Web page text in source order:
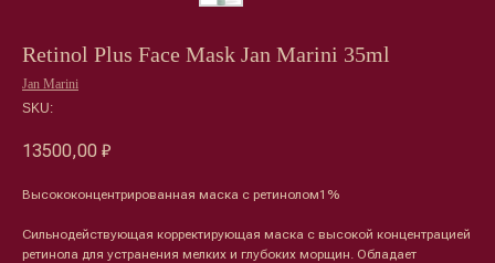
Retinol Plus Face Mask Jan Marini 35ml
Jan Marini
SKU:
13500,00 ₽
Высококонцентрированная маска с ретинолом1%
Сильнодействующая корректирующая маска с высокой концентрацией
ретинола для устранения мелких и глубоких морщин. Обладает